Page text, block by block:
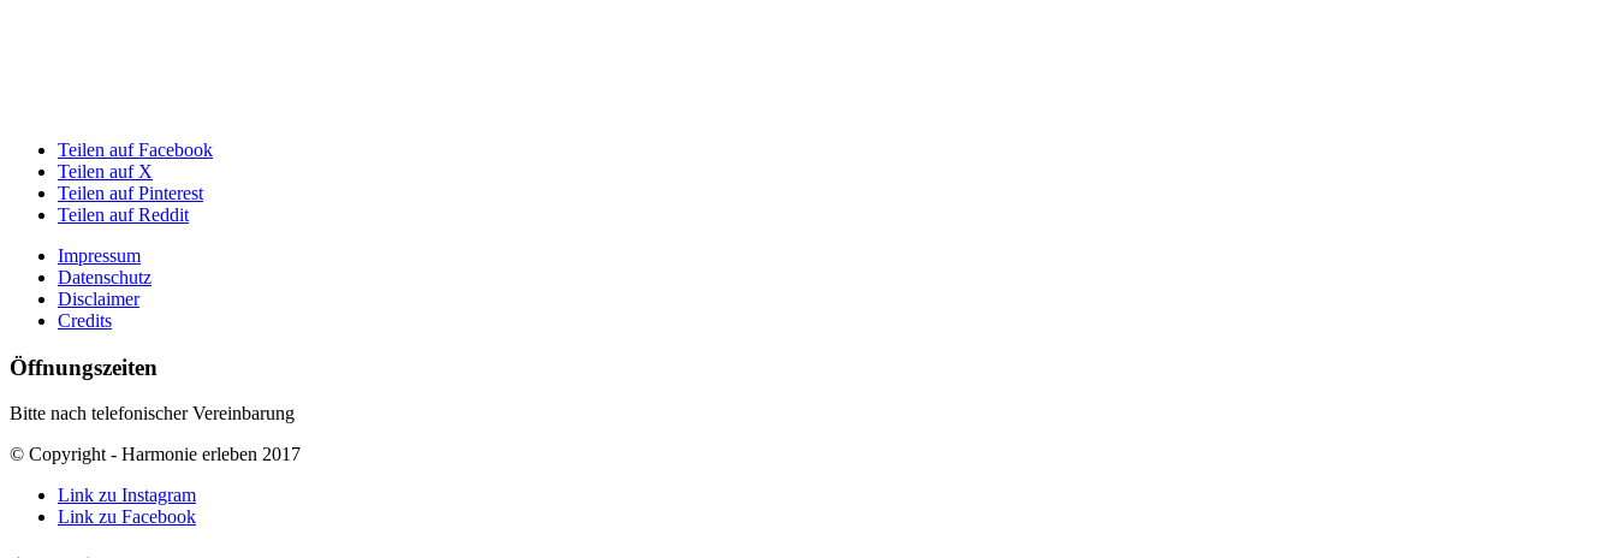
Teilen auf Facebook
Teilen auf X
Teilen auf Pinterest
Teilen auf Reddit
Impressum
Datenschutz
Disclaimer
Credits
Öffnungszeiten
Bitte nach telefonischer Vereinbarung
© Copyright - Harmonie erleben 2017
Link zu Instagram
Link zu Facebook